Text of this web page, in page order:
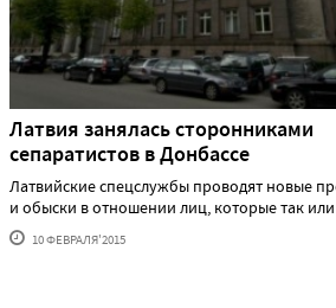
Латвия занялась сторонниками
сепаратистов в Донбассе
Латвийские спецслужбы проводят новые
и обыски в отношении лиц, которые так или
10 ФЕВРАЛЯ'2015